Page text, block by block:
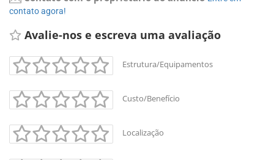
contato agora!
Avalie-nos e escreva uma avaliação
Estrutura/Equipamentos
Custo/Benefício
Localização